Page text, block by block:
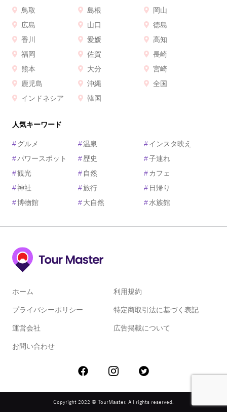
鳥取
島根
岡山
広島
山口
徳島
香川
愛媛
高知
福岡
佐賀
長崎
熊本
大分
宮崎
鹿児島
沖縄
全国
インドネシア
韓国
人気キーワード
#グルメ #温泉 #インスタ映え
#パワースポット #歴史 #子連れ
#観光 # 自然 # カフェ
#神社 #旅行 # 日帰り
#博物館 #大自然 #水族館
ホーム 利用規約
プライバシーポリシー 特定商取引法に基づく表記
運営会社 広告掲載について
お問い合わせ
Copyright 2022 © TourMaster. All rights reserved.